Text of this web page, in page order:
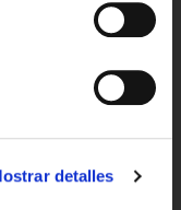
detalles
confirmas que has